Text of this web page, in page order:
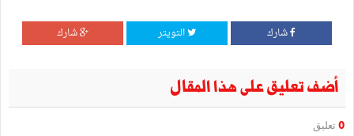
شارك التويتر شارك
أضف تعليق على هذا المقال
0 تعليق